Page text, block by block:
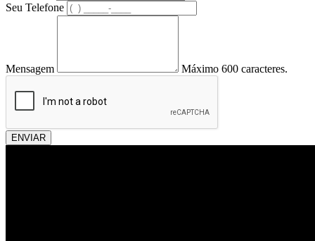
Seu Telefone
Mensagem Máximo 600 caracteres.
ENVIAR